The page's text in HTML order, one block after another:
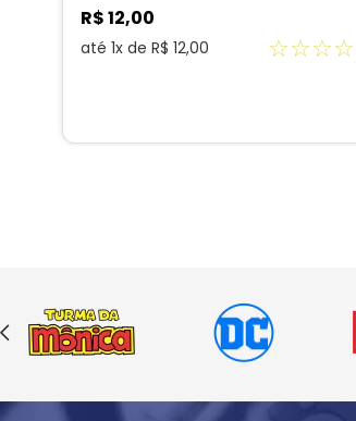
R$12,00
até 1x de R$ 12,00 ☆☆☆☆